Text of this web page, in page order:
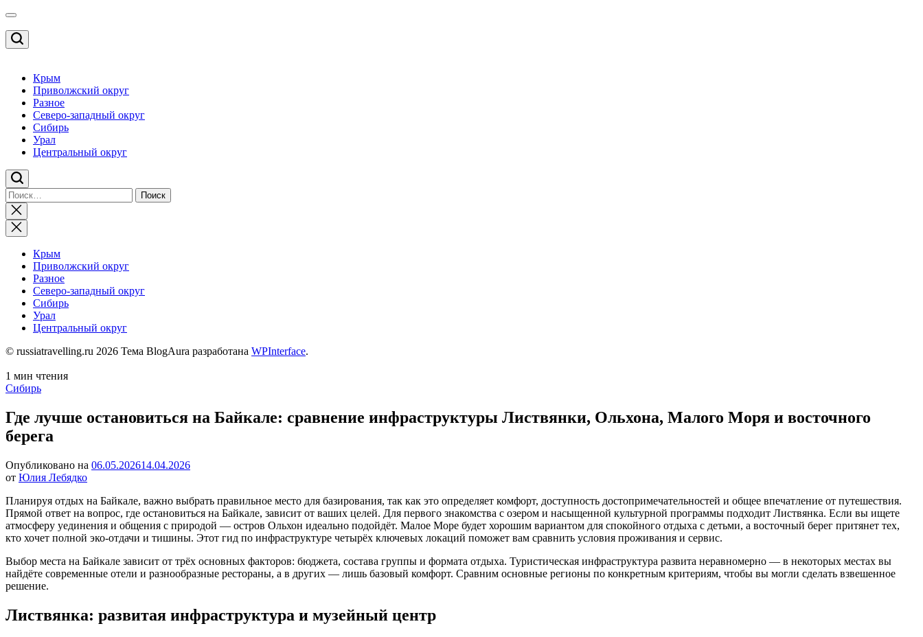
Перейти
содержимому
Крым
Приволжский округ
Разное
Северо-западный округ
Сибирь
Урал
Центральный округ
Найти:
Закрыть
поиск
Крым
Приволжский округ
Разное
Северо-западный округ
Сибирь
Урал
Центральный округ
© russiatravelling.ru 2026 Тема BlogAura разработана WPInterface.
Расчётное
время
1 мин чтения
Опубликовано
Сибирь
Где лучше остановиться на Байкале: сравнение инфраструктуры Листвянки, Ольхона, Малого Моря и восточного
берега
Опубликовано на 06.05.202614.04.2026
от Юлия Лебядко
Планируя отдых на Байкале, важно выбрать правильное место для базирования, так как это определяет комфорт, доступность достопримечательностей и общее впечатление от путешествия.
Прямой ответ на вопрос, где остановиться на Байкале, зависит от ваших целей. Для первого знакомства с озером и насыщенной культурной программы подходит Листвянка. Если вы ищете
атмосферу уединения и общения с природой — остров Ольхон идеально подойдёт. Малое Море будет хорошим вариантом для спокойного отдыха с детьми, а восточный берег притянет тех,
кто хочет полной эко-отдачи и тишины. Этот гид по инфраструктуре четырёх ключевых локаций поможет вам сравнить условия проживания и сервис.
Выбор места на Байкале зависит от трёх основных факторов: бюджета, состава группы и формата отдыха. Туристическая инфраструктура развита неравномерно — в некоторых местах вы
найдёте современные отели и разнообразные рестораны, а в других — лишь базовый комфорт. Сравним основные регионы по конкретным критериям, чтобы вы могли сделать взвешенное
решение.
Листвянка: развитая инфраструктура и музейный центр